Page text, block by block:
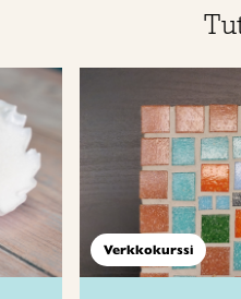
Verkkokurssi